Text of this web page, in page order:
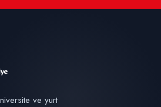
ve yurt